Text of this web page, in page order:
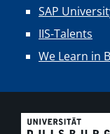
SAP
IIS-Talents
We Learn in